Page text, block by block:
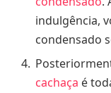
indulgência,
condensado
cachaça é